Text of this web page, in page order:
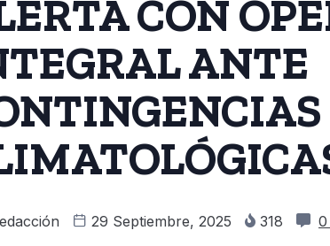
CON
ANTE
29 Septiembre, 2025 318 0